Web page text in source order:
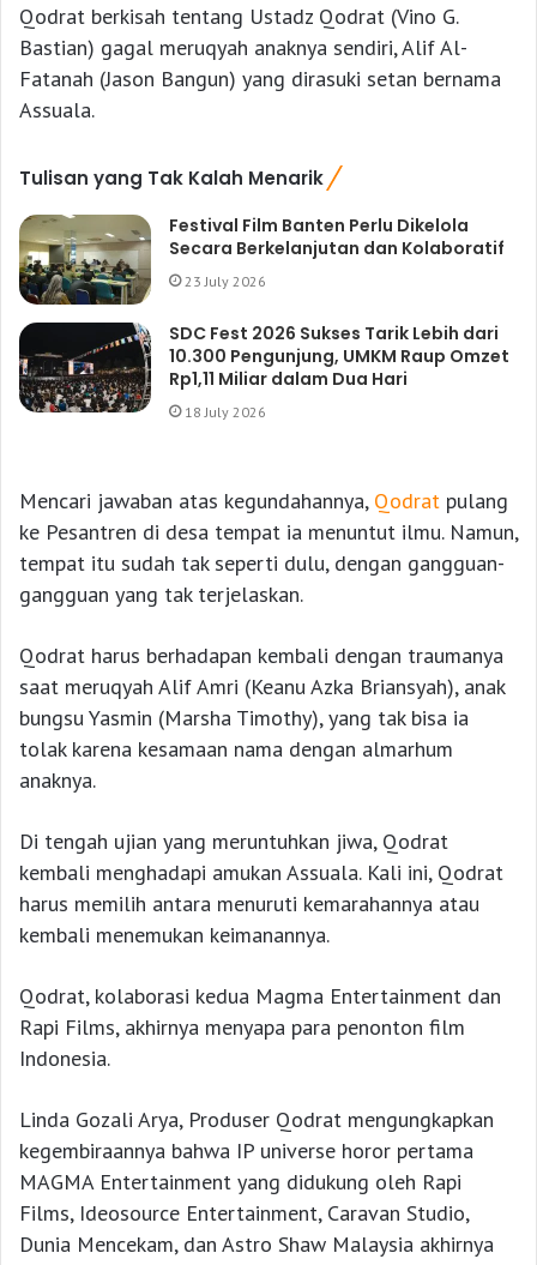
Qodrat berkisah tentang Ustadz Qodrat (Vino G.
Bastian) gagal meruqyah anaknya sendiri, Alif Al-
Fatanah (Jason Bangun) yang dirasuki setan bernama
Assuala.
Tulisan yang Tak Kalah Menarik
Festival Film Banten Perlu Dikelola
Secara Berkelanjutan dan Kolaboratif
23 July 2026
SDC Fest 2026 Sukses Tarik Lebih dari
10.300 Pengunjung, UMKM Raup Omzet
Rp1,11 Miliar dalam Dua Hari
18 July 2026
Mencari jawaban atas kegundahannya, Qodrat pulang
ke Pesantren di desa tempat ia menuntut ilmu. Namun,
tempat itu sudah tak seperti dulu, dengan gangguan-
gangguan yang tak terjelaskan.
Qodrat harus berhadapan kembali dengan traumanya
saat meruqyah Alif Amri (Keanu Azka Briansyah), anak
bungsu Yasmin (Marsha Timothy), yang tak bisa ia
tolak karena kesamaan nama dengan almarhum
anaknya.
Di tengah ujian yang meruntuhkan jiwa, Qodrat
kembali menghadapi amukan Assuala. Kali ini, Qodrat
harus memilih antara menuruti kemarahannya atau
kembali menemukan keimanannya.
Qodrat, kolaborasi kedua Magma Entertainment dan
Rapi Films, akhirnya menyapa para penonton film
Indonesia.
Linda Gozali Arya, Produser Qodrat mengungkapkan
kegembiraannya bahwa IP universe horor pertama
MAGMA Entertainment yang didukung oleh Rapi
Films, Ideosource Entertainment, Caravan Studio,
Dunia Mencekam, dan Astro Shaw Malaysia akhirnya